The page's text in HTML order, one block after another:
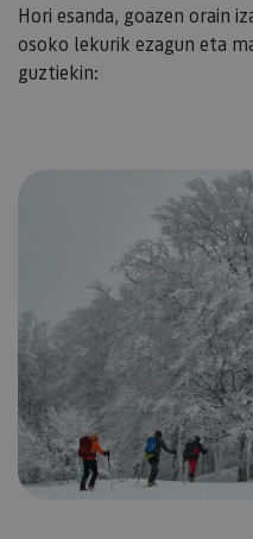
Hori esanda, goazen orain
osoko lekurik ezagun eta
guztiekin: